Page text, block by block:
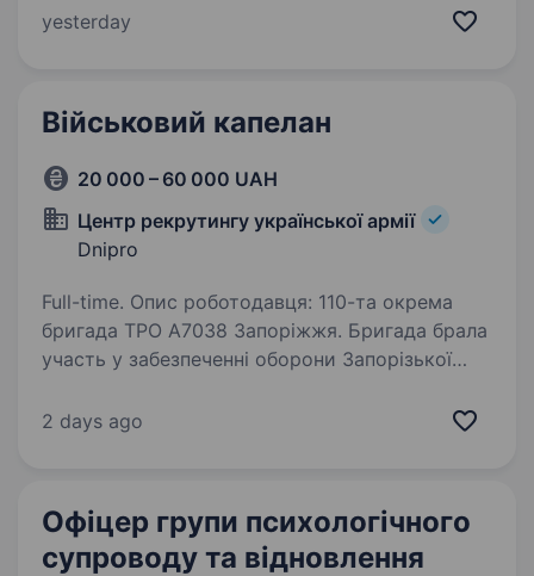
набір на військову службу на посаду у відділ
yesterday
Військовий капелан
20 000 – 60 000 UAH
Центр рекрутингу української армії
Dnipro
Full-time. Опис роботодавця: 110-та окрема
бригада ТРО А7038 Запоріжжя. Бригада брала
участь у забезпеченні оборони Запорізької
виконувати бойові завдання і стабілізаційні
2 days ago
Офіцер групи психологічного
супроводу та відновлення